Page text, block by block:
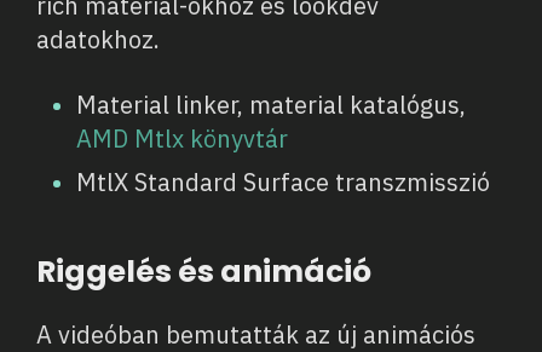
adatokhoz.
Material linker, material katalógus,
AMD Mtlx könyvtár
MtlX Standard Surface transzmisszió
Riggelés és animáció
A videóban bemutatták az új animációs